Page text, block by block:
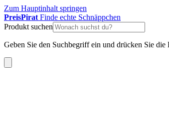
Zum Hauptinhalt springen
PreisPirat Finde echte Schnäppchen
Produkt suchen
Geben Sie den Suchbegriff ein und drücken Sie die